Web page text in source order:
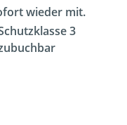
wieder mit.
3